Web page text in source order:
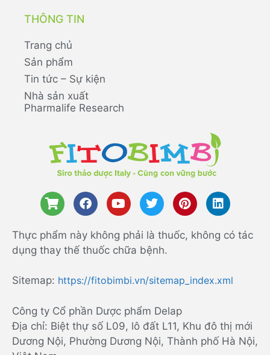
THÔNG TIN
Trang chủ
Sản phẩm
Tin tức – Sự kiện
Nhà sản xuất
Pharmalife Research
Thực phẩm này không phải là thuốc, không có tác
dụng thay thế thuốc chữa bệnh.
Sitemap: https://fitobimbi.vn/sitemap_index.xml
Công ty Cổ phần Dược phẩm Delap
Địa chỉ: Biệt thự số L09, lô đất L11, Khu đô thị mới
Dương Nội, Phường Dương Nội, Thành phố Hà Nội,